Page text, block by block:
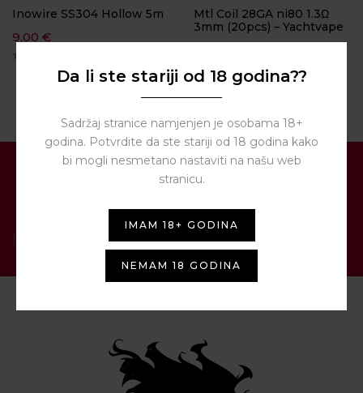
Inowire SS304 Hollow 5m
9,00 €
Mtl Coil 28GA ni80 1.3Ω
3mm (20pcs) – Yachtvape
PRIJAVITE SE NA NAŠ
[contact-form-7 id="1287" title="Newsletter"]
Da li ste stariji od 18 godina??
Sadržaj stranice namjenjen je osobama 18+
godina. Potvrdite da ste stariji od 18 godina kako
bi mogli nesmetano nastaviti na našu web
stranicu.
IMAM 18+ GODINA
NEMAM 18 GODINA